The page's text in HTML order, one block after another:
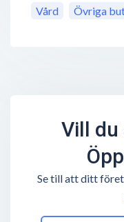
Vård
Övriga
Vill du
Se till att ditt